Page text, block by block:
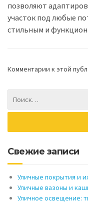
позволяют
участок под любые
стильным и
Комментарии к этой
Свежие записи
Уличные покрытия и
Уличные вазоны и
Уличное освещение: